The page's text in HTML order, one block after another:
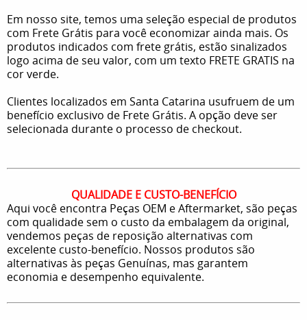
Em nosso site, temos uma seleção especial de produtos
com Frete Grátis para você economizar ainda mais. Os
produtos indicados com frete grátis, estão sinalizados
logo acima de seu valor, com um texto FRETE GRATIS na
cor verde.
Clientes localizados em Santa Catarina usufruem de um
benefício exclusivo de Frete Grátis. A opção deve ser
selecionada durante o processo de checkout.
QUALIDADE E CUSTO-BENEFÍCIO
Aqui você encontra Peças OEM e Aftermarket, são peças
com qualidade sem o custo da embalagem da original,
vendemos peças de reposição alternativas com
excelente custo-benefício. Nossos produtos são
alternativas às peças Genuínas, mas garantem
economia e desempenho equivalente.